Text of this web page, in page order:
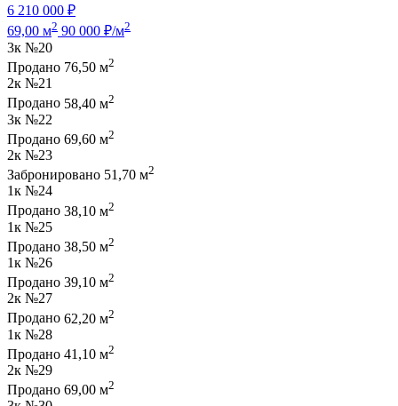
6 210 000 ₽
69,00 м2 90 000 ₽/м2
3к №20
Продано 76,50 м2
2к №21
Продано 58,40 м2
3к №22
Продано 69,60 м2
2к №23
Забронировано 51,70 м2
1к №24
Продано 38,10 м2
1к №25
Продано 38,50 м2
1к №26
Продано 39,10 м2
2к №27
Продано 62,20 м2
1к №28
Продано 41,10 м2
2к №29
Продано 69,00 м2